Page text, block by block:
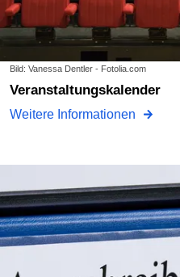
Bild: Vanessa Dentler - Fotolia.com
Veranstaltungskalender
Weitere Informationen